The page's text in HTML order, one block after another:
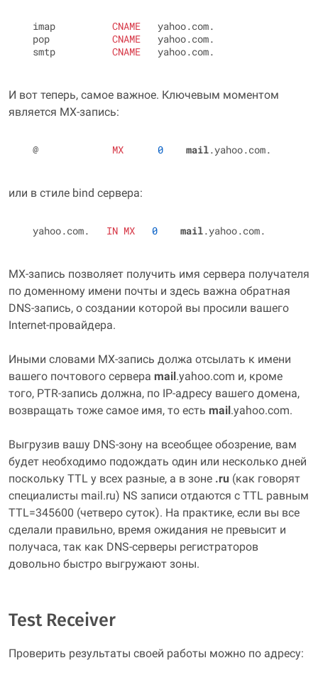
  imap
CNAME
   yahoo.com.
  pop
CNAME
   yahoo.com.
  smtp
CNAME
И вот теперь, самое важное. Ключевым моментом
является MX-запись:
  @
MX 0 mail
или в стиле bind сервера:
  yahoo.com.
IN MX 0 mail
MX-запись позволяет получить имя сервера получателя
по доменному имени почты и здесь важна обратная
DNS-запись, о создании которой вы просили вашего
Internet-провайдера.
Иными словами MX-запись должа отсылать к имени
вашего почтового сервера mail.yahoo.com и, кроме
того, PTR-запись должна, по IP-адресу вашего домена,
возвращать тоже самое имя, то есть mail.yahoo.com.
Выгрузив вашу DNS-зону на всеобщее обозрение, вам
будет необходимо подождать один или несколько дней
поскольку TTL у всех разные, а в зоне .ru (как говорят
специалисты mail.ru) NS записи отдаются с TTL равным
TTL=345600 (четверо суток). На практике, если вы все
сделали правильно, время ожидания не превысит и
получаса, так как DNS-серверы регистраторов
довольно быстро выгружают зоны.
Test Receiver
Проверить результаты своей работы можно по адресу: